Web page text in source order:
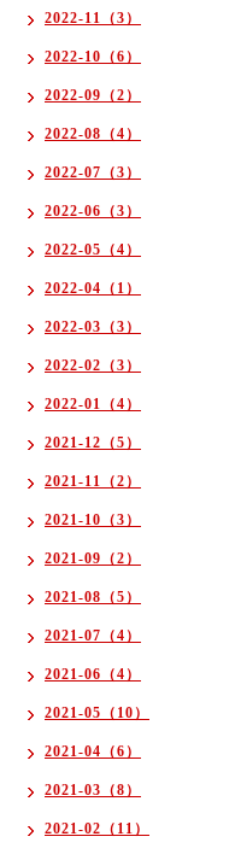
2022-11（3）
2022-10（6）
2022-09（2）
2022-08（4）
2022-07（3）
2022-06（3）
2022-05（4）
2022-04（1）
2022-03（3）
2022-02（3）
2022-01（4）
2021-12（5）
2021-11（2）
2021-10（3）
2021-09（2）
2021-08（5）
2021-07（4）
2021-06（4）
2021-05（10）
2021-04（6）
2021-03（8）
2021-02（11）